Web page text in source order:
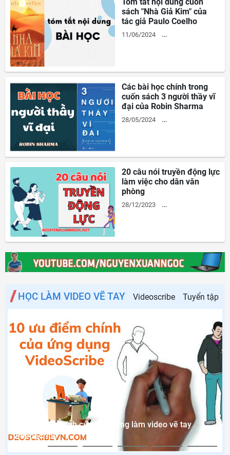
sách "Nhà Giả Kim" của
tác giả Paulo Coelho
11/06/2024
Các bài học chính trong
cuốn sách 3 người thầy vĩ
đại của Robin Sharma
28/05/2024
20 câu nói truyền động lực
làm việc cho dân văn
phòng
28/12/2023
HỌC LÀM VIDEO VẼ TAY Videoscribe Tuyển tập
10 ưu điểm chính của ứng dụng làm video vẽ tay
VideoScribe